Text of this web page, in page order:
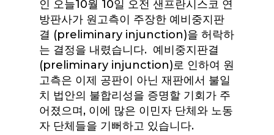
인 오늘10월 10일 오전 샌프란시스코 연
방판사가 원고측이 주장한 예비중지판
결 (preliminary injunction)을 허락하
는 결정을 내렸습니다. 예비중지판결
(preliminary injunction)로 인하여 원
고측은 이제 공판이 아닌 재판에서 불일
치 법안의 불합리성을 증명할 기회가 주
어졌으며, 이에 많은 이민자 단체와 노동
자 단체들을 기뻐하고 있습니다.